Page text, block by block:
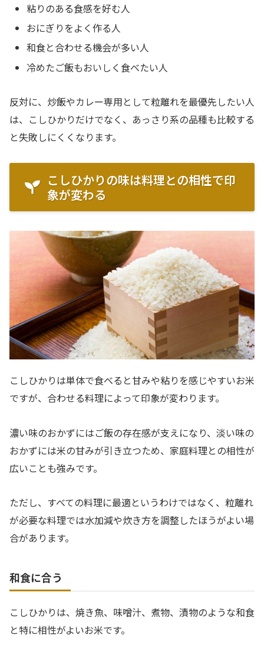
粘りのある食感を好む人
おにぎりをよく作る人
和食と合わせる機会が多い人
冷めたご飯もおいしく食べたい人
反対に、炒飯やカレー専用として粒離れを最優先したい人
は、こしひかりだけでなく、あっさり系の品種も比較する
と失敗しにくくなります。
こしひかりの味は料理との相性で印
象が変わる
こしひかりは単体で食べると甘みや粘りを感じやすいお米
ですが、合わせる料理によって印象が変わります。
濃い味のおかずにはご飯の存在感が支えになり、淡い味の
おかずには米の甘みが引き立つため、家庭料理との相性が
広いことも強みです。
ただし、すべての料理に最適というわけではなく、粒離れ
が必要な料理では水加減や炊き方を調整したほうがよい場
合があります。
和食に合う
こしひかりは、焼き魚、味噌汁、煮物、漬物のような和食
と特に相性がよいお米です。